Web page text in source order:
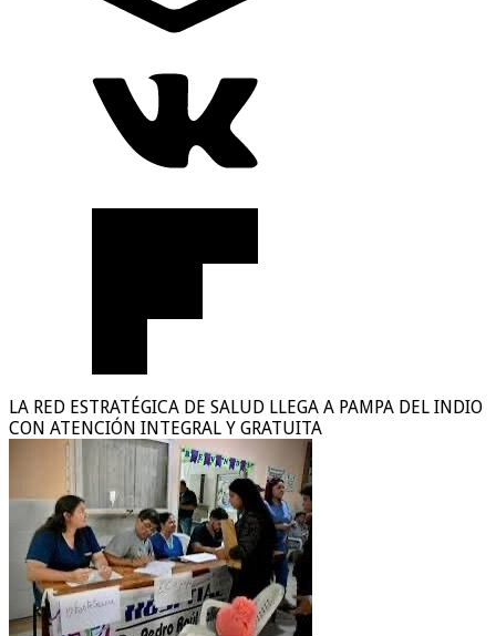
LA RED ESTRATÉGICA DE SALUD LLEGA A PAMPA DEL INDIO
CON ATENCIÓN INTEGRAL Y GRATUITA